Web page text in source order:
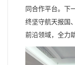
同合作平台。下
终坚守航天报国
前沿领域，全力